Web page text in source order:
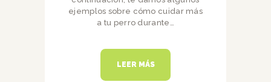
ejemplos sobre cómo cuidar más
a tu perro durante…
LEER MÁS